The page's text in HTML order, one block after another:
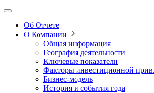
Об Отчете
О Компании
Общая информация
География деятельности
Ключевые показатели
Факторы инвестиционной
Бизнес-модель
История и события года